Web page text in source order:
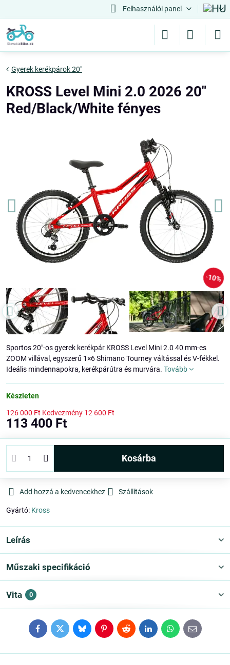
Felhasználói panel
10%
Gyerek kerékpárok 20"
KROSS Level Mini 2.0 2026 20"
Red/Black/White fényes
Sportos 20"-os gyerek kerékpár KROSS Level Mini 2.0 40 mm-es
ZOOM villával, egyszerű 1×6 Shimano Tourney váltással és V-fékkel.
Ideális mindennapokra, kerékpárútra és murvára. Tovább
Készleten
126 000 Ft Kedvezmény 12 600 Ft
113 400 Ft
kosárba
Add hozzá a kedvencekhez Szállítások
Gyártó: Kross
Leírás
Műszaki specifikáció
Vita 0
FacebookTwitterBlueskyPinterestRedditLinkedInWhatsApp
E-
mail